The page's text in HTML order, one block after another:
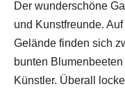
Der wunderschöne
und Kunstfreunde.
Gelände finden sich
bunten
Künstler. Überall